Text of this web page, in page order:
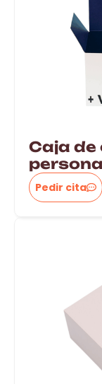
Caja de
Pedir cita